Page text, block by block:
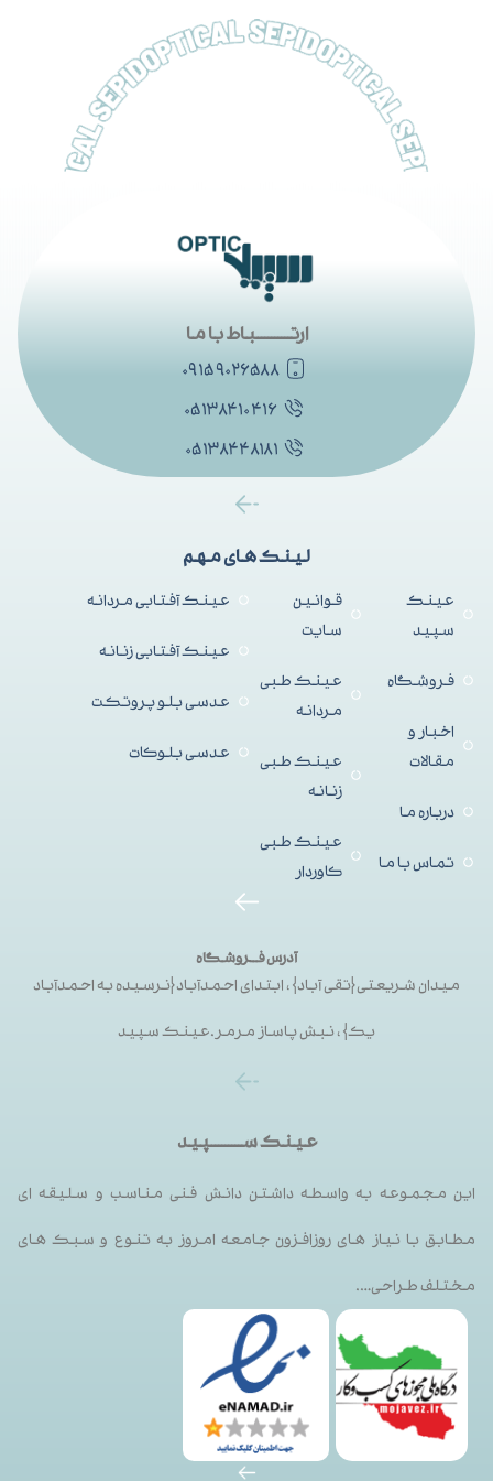
لینک های مهم
عینک
سپید
فروشگاه
اخبار و
مقالات
درباره ما
تماس با ما
قوانین
سایت
عینک طبی
مردانه
عینک طبی
زنانه
عینک طبی
کاوردار
عینک آفتابی مردانه
عینک آفتابی زنانه
عدسی بلو پروتکت
عدسی بلوکات
آدرس فــروشگاه
میدان شریعتی{تقی آباد}، ابتدای احمدآباد{نرسیده به احمدآباد
یک}، نبش پاساز مرمر.عینک سپید
ارتــــــــــباط با ما
۰۹۱۵۹۰۲۶۵۸۸
۰۵۱۳۸۴۱۰۴۱۶
۰۵۱۳۸۴۴۸۱۸۱
عینک ســـــــــپید
این مجموعه به واسطه داشتن دانش فنی مناسب و سلیقه ای
مطابق با نیاز های روزافزون جامعه امروز به تنوع و سبک های
مختلف طراحی….